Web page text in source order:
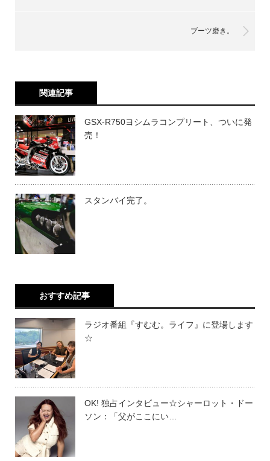
ブーツ磨き。
関連記事
GSX-R750ヨシムラコンプリート、ついに発
売！
スタンバイ完了。
おすすめ記事
ラジオ番組『すむむ。ライフ』に登場します
☆
OK! 独占インタビュー☆シャーロット・ドー
ソン：「父がここにい…